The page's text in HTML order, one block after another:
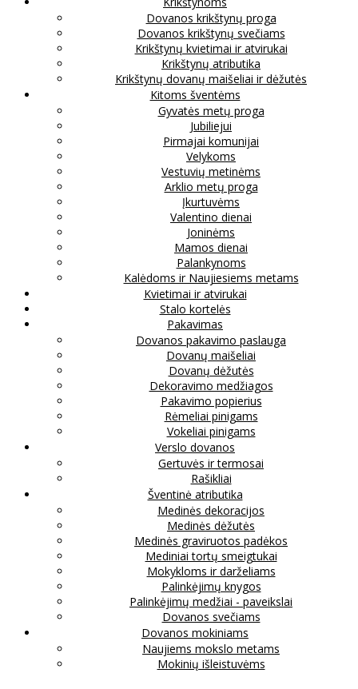
Dovanos krikštynų proga
Dovanos krikštynų svečiams
Krikštynų kvietimai ir atvirukai
Krikštynų atributika
Krikštynų dovanų maišeliai ir dėžutės
Kitoms šventėms
Gyvatės metų proga
Jubiliejui
Pirmajai komunijai
Velykoms
Vestuvių metinėms
Arklio metų proga
Įkurtuvėms
Valentino dienai
Joninėms
Mamos dienai
Palankynoms
Kalėdoms ir Naujiesiems metams
Kvietimai ir atvirukai
Stalo kortelės
Pakavimas
Dovanos pakavimo paslauga
Dovanų maišeliai
Dovanų dėžutės
Dekoravimo medžiagos
Pakavimo popierius
Rėmeliai pinigams
Vokeliai pinigams
Verslo dovanos
Gertuvės ir termosai
Rašikliai
Šventinė atributika
Medinės dekoracijos
Medinės dėžutės
Medinės graviruotos padėkos
Mediniai tortų smeigtukai
Mokykloms ir darželiams
Palinkėjimų knygos
Palinkėjimų medžiai - paveikslai
Dovanos svečiams
Dovanos mokiniams
Naujiems mokslo metams
Mokinių išleistuvėms